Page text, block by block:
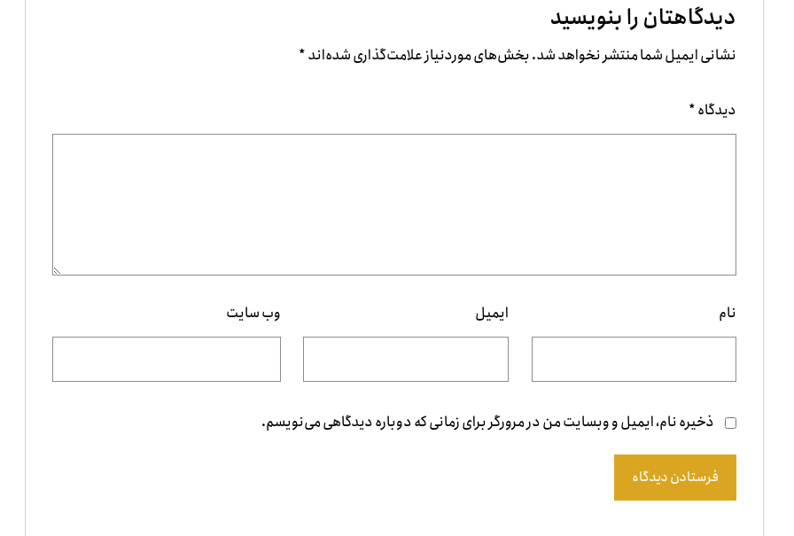
دیدگاهتان را بنویسید
نشانی ایمیل شما منتشر نخواهد شد.بخش‌های موردنیاز علامت‌گذاری شده‌اند*
دیدگاه*
نام ایمیل وب‌ سایت
ذخیره نام، ایمیل و وبسایت من در مرورگر برای زمانی که دوباره دیدگاهی می‌نویسم.
فرستادن دیدگاه